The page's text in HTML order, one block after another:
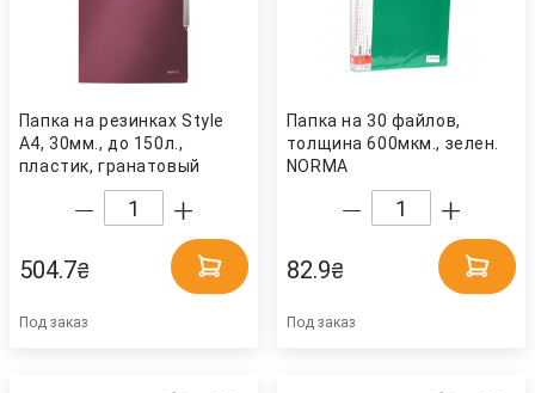
Папка на резинках Style
А4, 30мм., до 150л.,
пластик, гранатовый
красн. LEITZ
504.7₴
Под заказ
Папка на 30 файлов,
толщина 600мкм., зелен.
NORMA
82.9₴
Под заказ